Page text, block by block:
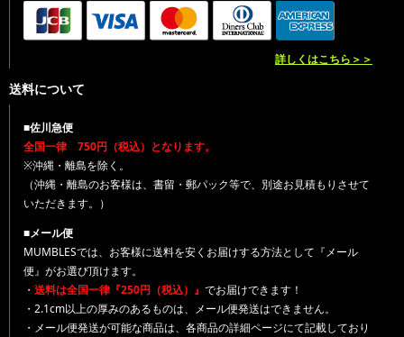
詳しくはこちら＞＞
送料について
■佐川急便
全国一律 750円（税込）となります。
※沖縄・離島を除く。
（沖縄・離島のお客様は、書留・郵パック等で、別途お見積もりさせて
いただきます。）
■メール便
MUMBLESでは、お客様に送料を安くお届けする方法として『メール
便』がお選び頂けます。
・ 送料は全国一律『250円（税込）』 でお届けできます！
・2.1cm以上の厚みのあるものは、メール便発送はできません。
・メール便発送が可能な商品は、各商品の詳細ページにて記載しており